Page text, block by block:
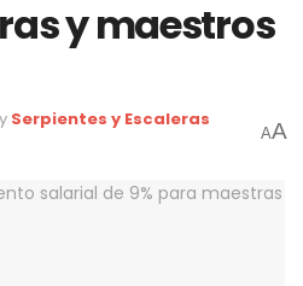
y maestros
Serpientes y Escaleras
AA